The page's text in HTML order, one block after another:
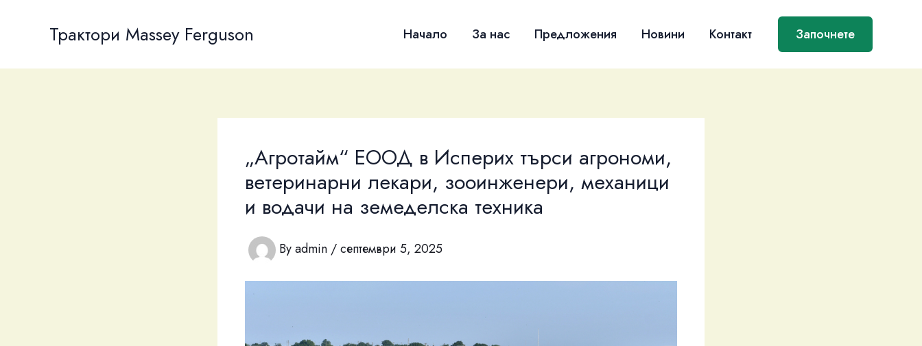
Трактори Massey Ferguson Начало За нас Предложения Новини Контакт Започнете
„Агротайм“ ЕООД в Исперих търси агрономи,
ветеринарни лекари, зооинженери, механици
и водачи на земеделска техника
Byadmin /септември 5, 2025